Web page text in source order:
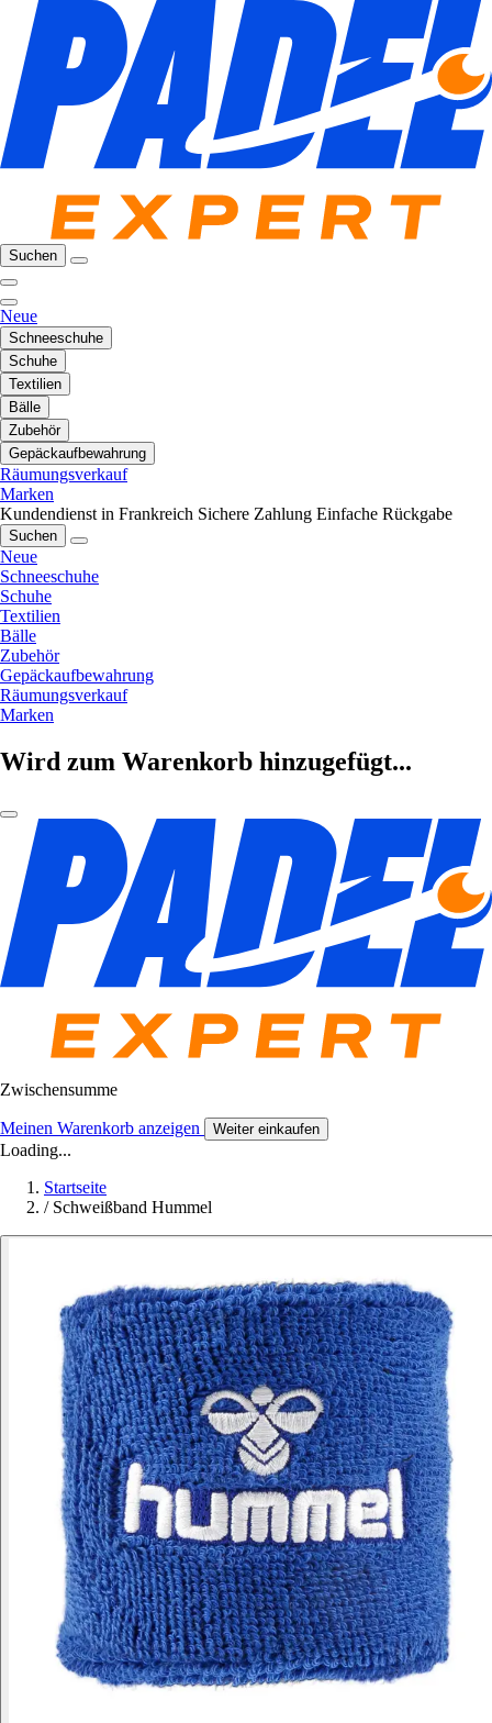
Suchen
Neue
Schneeschuhe
Schuhe
Textilien
Bälle
Zubehör
Gepäckaufbewahrung
Räumungsverkauf
Marken
Kundendienst in Frankreich Sichere Zahlung Einfache Rückgabe
Suchen
Neue
Schneeschuhe
Schuhe
Textilien
Bälle
Zubehör
Gepäckaufbewahrung
Räumungsverkauf
Marken
Wird zum Warenkorb hinzugefügt...
Zwischensumme
Meinen Warenkorb anzeigen Weiter einkaufen
Loading...
Startseite
/ Schweißband Hummel